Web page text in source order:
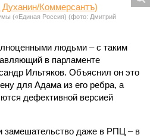
(«Единая Россия) (фото: Дмитрий
людьми – с таким
в парламенте
Ильтяков. Объяснил он это
для Адама из его ребра, а
дефективной версией
замешательство даже в РПЦ – в